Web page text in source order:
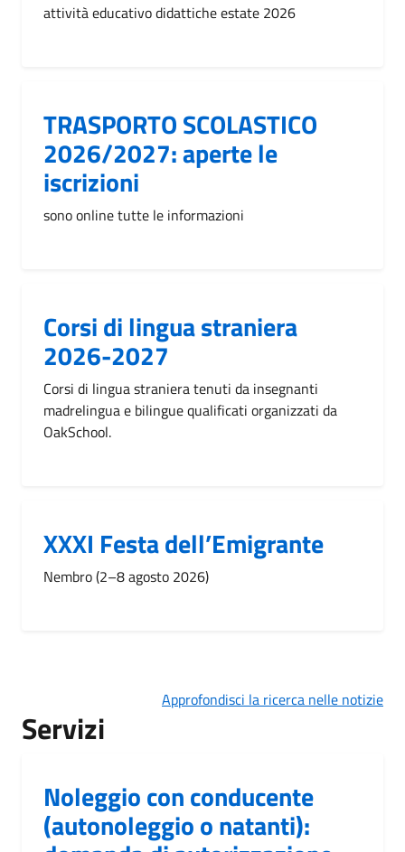
attività educativo didattiche estate 2026
TRASPORTO SCOLASTICO
2026/2027: aperte le
iscrizioni
sono online tutte le informazioni
Corsi di lingua straniera
2026-2027
Corsi di lingua straniera tenuti da insegnanti
madrelingua e bilingue qualificati organizzati da
OakSchool.
XXXI Festa dell’Emigrante
Nembro (2–8 agosto 2026)
Approfondisci la ricerca nelle notizie
Servizi
Noleggio con conducente
(autonoleggio o natanti):